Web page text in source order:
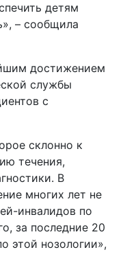
детям
– сообщила
достижением
службы
с
склонно к
течения,
В
многих лет не
инвалидов по
за последние 20
этой нозологии»,